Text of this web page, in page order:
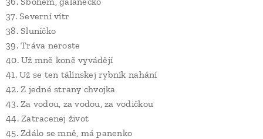
37. Severní vítr
38. Sluníčko
39. Tráva neroste
40. Už mně koně vyvádějí
41. Už se ten tálínskej rybník nahání
42. Z jedné strany chvojka
43. Za vodou, za vodou, za vodičkou
44. Zatracenej život
45. Zdálo se mně, má panenko